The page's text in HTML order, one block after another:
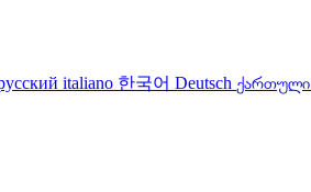
italiano 한국어 Deutsch ქართული